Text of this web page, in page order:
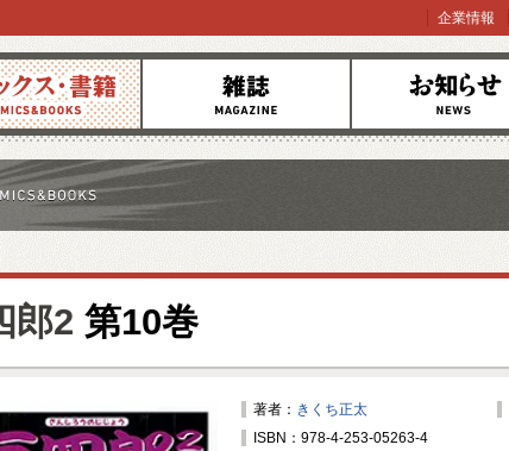
雑誌 お知らせ
企業情報
郎2 第10巻
著者： きくち正太
ISBN：978-4-253-05263-4